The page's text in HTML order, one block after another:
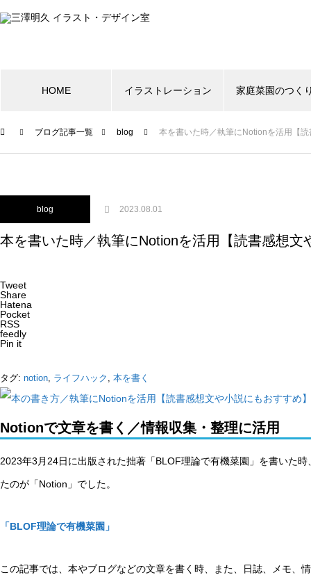
HOME イラストレーション 家庭菜園のつく
ブログ記事一覧 blog 本を書いた時／執筆にNotionを活用【
blog 2023.08.01
本を書いた時／執筆にNotionを活用【読書感想文
Tweet
Share
Hatena
Pocket
RSS
feedly
Pin it
タグ: notion, ライフハック , 本を書く
Notionで文章を書く／情報収集・整理に活用
2023年3月24日に出版された拙著「BLOF理論で有機菜園」を書いた
たのが「Notion」でした。
「BLOF理論で有機菜園」
この記事では、本やブログなどの文章を書く時、また、日誌、メモ、